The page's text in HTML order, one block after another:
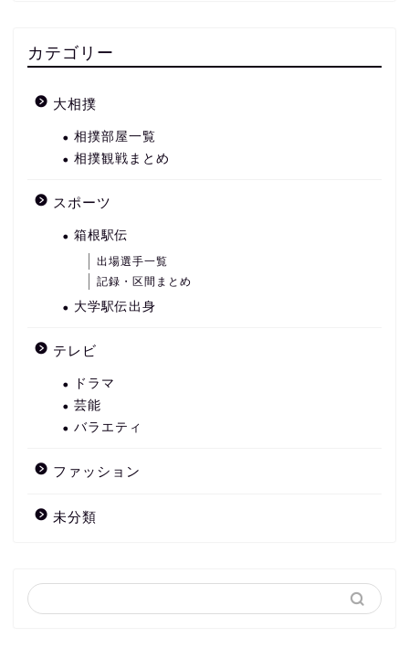
カテゴリー
大相撲
相撲部屋一覧
相撲観戦まとめ
スポーツ
箱根駅伝
出場選手一覧
記録・区間まとめ
大学駅伝出身
テレビ
ドラマ
芸能
バラエティ
ファッション
未分類